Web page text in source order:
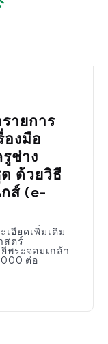
ายการ
องมือ
ช่าง
ด้วยวิธี
ส์ (e-
อียดเพิ่มเติม
สตร์
พระจอมเกล้า
ต่อ